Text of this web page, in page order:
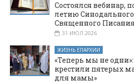
Состоялся вебинар,
летию
Священного Писания
31 ИЮЛ 2026
ЖИЗНЬ ЕПАРХИИ
«Теперь мы не
крестили пятерых
для мамы»